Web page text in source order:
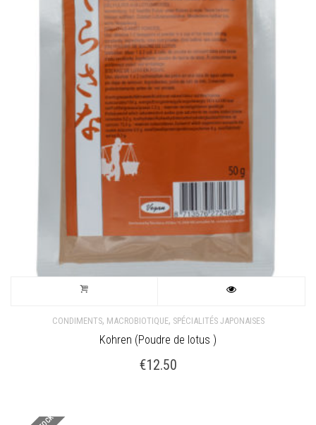
CONDIMENTS, MACROBIOTIQUE, SPÉCIALITÉS JAPONAISES
Kohren (Poudre de lotus )
€12.50